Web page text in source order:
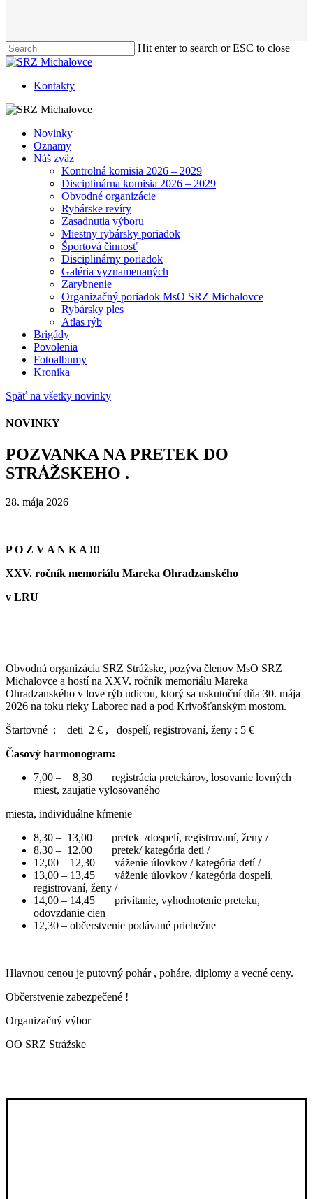
Hit enter to search or ESC to close
Close
Kontakty
Menu
Novinky
Oznamy
Náš zväz
Kontrolná komisia 2026 – 2029
Disciplinárna komisia 2026 – 2029
Obvodné organizácie
Rybárske revíry
Zasadnutia výboru
Miestny rybársky poriadok
Športová činnosť
Disciplinárny poriadok
Galéria vyznamenaných
Zarybnenie
Organizačný poriadok MsO SRZ Michalovce
Rybársky ples
Atlas rýb
Brigády
Povolenia
Fotoalbumy
Kronika
Späť na všetky novinky
NOVINKY
POZVANKA NA PRETEK DO
STRÁŽSKEHO .
28. mája 2026
P O Z V A N K A !!!
XXV. ročník memoriálu Mareka Ohradzanského
v LRU
Obvodná organizácia SRZ Strážske, pozýva členov MsO SRZ
Michalovce a hostí na XXV. ročník memoriálu Mareka
Ohradzanského v love rýb udicou, ktorý sa uskutoční dňa 30. mája
2026 na toku rieky Laborec nad a pod Krivošťanským mostom.
Štartovné : deti 2 € , dospelí, registrovaní, ženy : 5 €
Časový harmonogram:
7,00 – 8,30 registrácia pretekárov, losovanie lovných
miest, zaujatie vylosovaného
miesta, individuálne kŕmenie
8,30 – 13,00 pretek /dospelí, registrovaní, ženy /
8,30 – 12,00 pretek/ kategória deti /
12,00 – 12,30 váženie úlovkov / kategória detí /
13,00 – 13,45 váženie úlovkov / kategória dospelí,
registrovaní, ženy /
14,00 – 14,45 privítanie, vyhodnotenie preteku,
odovzdanie cien
12,30 – občerstvenie podávané priebežne
Hlavnou cenou je putovný pohár , poháre, diplomy a vecné ceny.
Občerstvenie zabezpečené !
Organizačný výbor
OO SRZ Strážske